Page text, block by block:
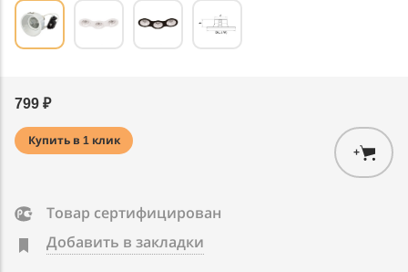
799 ₽
+
Купить в 1 клик
Товар сертифицирован
Добавить в закладки